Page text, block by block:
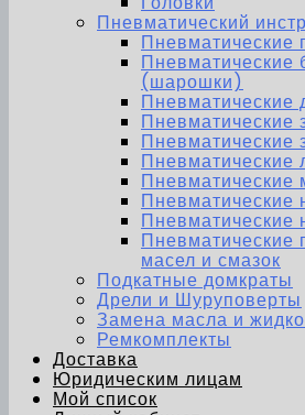
Пневматический
Пневматические
(шарошки)
Пневматические
Пневматические
Пневматические
Пневматические
Пневматические
Пневматические
Пневматические
Пневматические
масел и смазок
Подкатные домкраты
Дрели и Шуруповерты
Замена масла и
Ремкомплекты
Доставка
Юридическим лицам
Мой список